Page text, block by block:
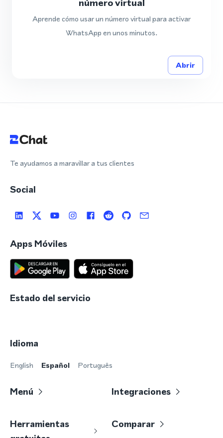
número virtual
Aprende cómo usar un número virtual para activar
WhatsApp en unos minutos.
Abrir
Te ayudamos a maravillar a tus clientes
Social
Apps Móviles
Estado del servicio
Idioma
English Español Português
Menú Integraciones
Herramientas
Comparar